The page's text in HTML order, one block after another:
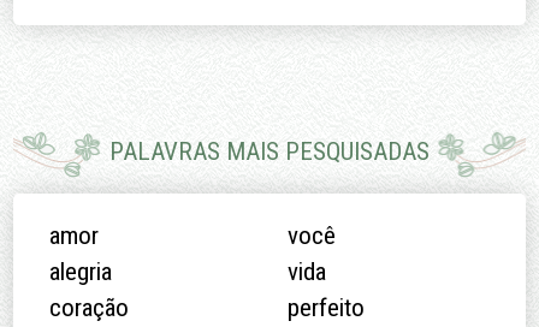
PALAVRAS MAIS PESQUISADAS
amor
você
alegria
vida
coração
perfeito